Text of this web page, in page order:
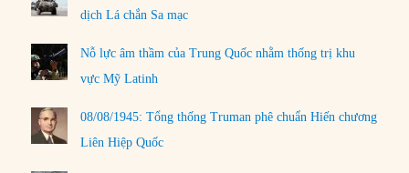
dịch Lá chắn Sa mạc
Nỗ lực âm thầm của Trung Quốc nhằm thống trị khu
vực Mỹ Latinh
08/08/1945: Tổng thống Truman phê chuẩn Hiến chương
Liên Hiệp Quốc